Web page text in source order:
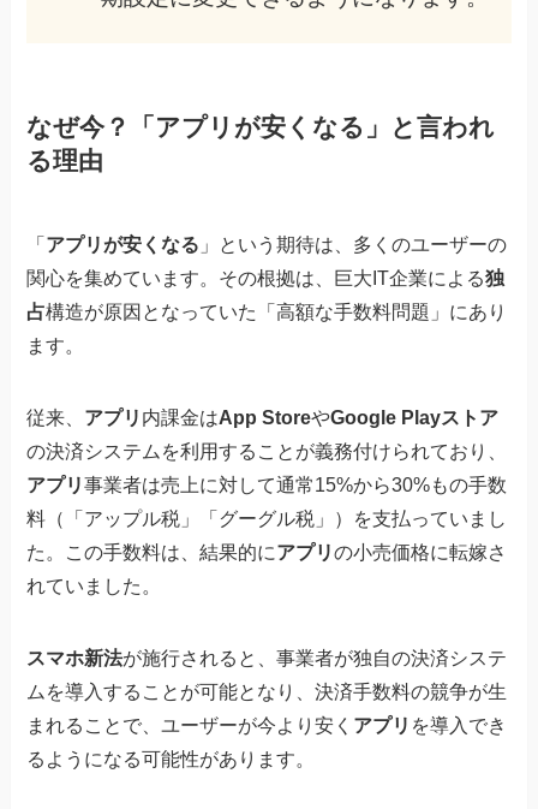
なぜ今？「アプリが安くなる」と言われ
る理由
「 アプリが安くなる 」という期待は、多くのユーザーの
関心を集めています。その根拠は、巨大IT企業による独
占構造が原因となっていた「高額な手数料問題」にあり
ます。
従来、 アプリ 内課金はApp StoreやGoogle Playストア
の決済システムを利用することが義務付けられており、
アプリ事業者は売上に対して通常15%から30%もの手数
料（「アップル税」「グーグル税」）を支払っていまし
た。この手数料は、結果的にアプリの小売価格に転嫁さ
れていました。
スマホ新法が施行されると、事業者が独自の決済システ
ムを導入することが可能となり、決済手数料の競争が生
まれることで、ユーザーが今より安く アプリ を導入でき
るようになる可能性があります。